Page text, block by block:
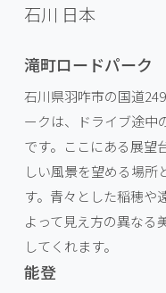
石川 日本
滝町ロードパーク
石川県羽咋市の国道
ークは、ドライブ途中
です。ここにある展望
しい風景を望める場所
す。青々とした稲穂や
よって見え方の異なる
してくれます。
能登